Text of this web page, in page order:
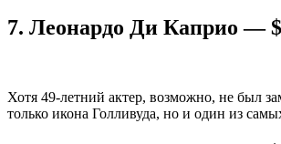
7. Леонардо Ди Каприо —
Хотя 49-летний актер, возможно, не был
только икона Голливуда, но и один из